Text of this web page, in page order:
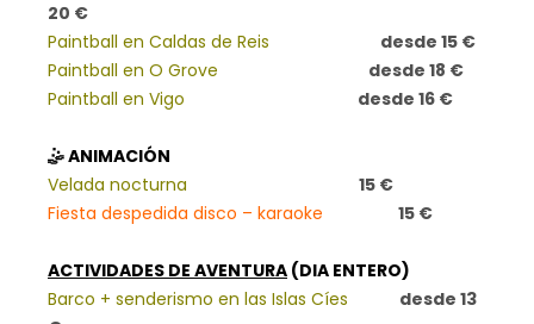
20 €
Paintball en Caldas de Reis
desde 15 €
Paintball en O Grove
desde 18 €
Paintball en Vigo
desde 16 €
🤹 ANIMACIÓN
Velada nocturna
15 €
Fiesta despedida disco – karaoke 15 €
ACTIVIDADES DE AVENTURA (DIA ENTERO)
Barco + senderismo en las Islas Cíes
desde 13